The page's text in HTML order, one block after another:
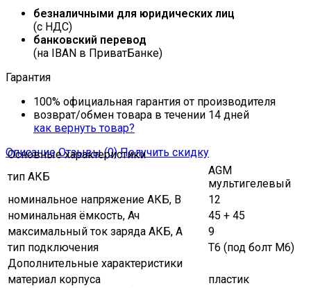
безналичными для юридических лиц
(с НДС)
банковский перевод
(на IBAN в ПриватБанке)
Гарантия
100% официальная гарантия от производителя
возврат/обмен товара в течении 14 дней
как вернуть товар?
Описание Отзывы (0) Получить скидку
Основные характеристики
тип АКБ
AGM
мультигелевый
номинальное напряжение АКБ, В
12
номинальная ёмкость, Ач
45 + 45
максимальный ток заряда АКБ, A
9
тип подключения
Т6 (под болт М6)
Дополнительные характеристики
материал корпуса
пластик